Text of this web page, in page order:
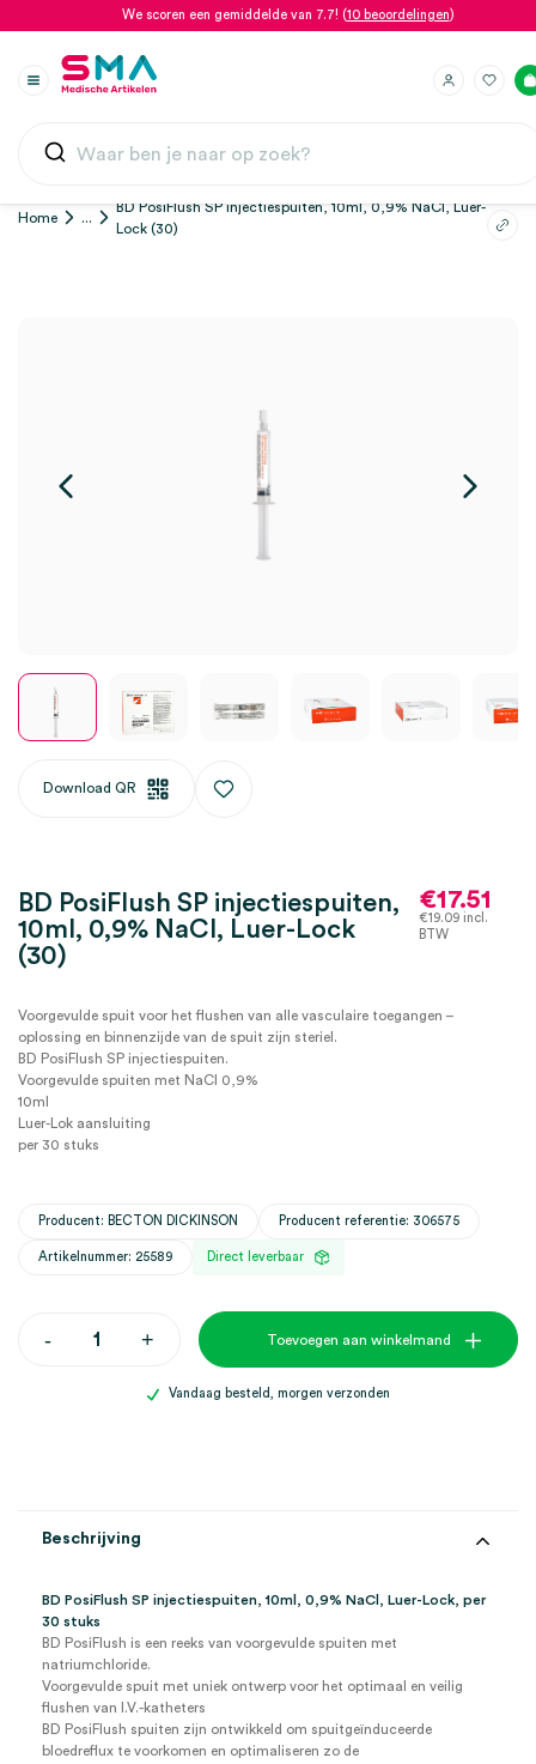
We scoren een gemiddelde van 7.7! (10 beoordelingen)
Home ...
BD PosiFlush SP injectiespuiten, 10ml, 0,9% NaCl, Luer-
Lock (30)
Download QR
BD PosiFlush SP injectiespuiten,
10ml, 0,9% NaCl, Luer-Lock
(30)
€17.51
€19.09incl.
BTW
Voorgevulde spuit voor het flushen van alle vasculaire toegangen –
oplossing en binnenzijde van de spuit zijn steriel.
BD PosiFlush SP injectiespuiten.
Voorgevulde spuiten met NaCI 0,9%
10ml
Luer-Lok aansluiting
per 30 stuks
Producent: BECTON DICKINSON Producent referentie: 306575
Artikelnummer: 25589 Direct leverbaar
-
injectiespuiten,
aantal
+ Toevoegen aan winkelmand
Vandaag besteld, morgen verzonden
Beschrijving
BD PosiFlush SP injectiespuiten, 10ml, 0,9% NaCl, Luer-Lock, per
30 stuks
BD PosiFlush is een reeks van voorgevulde spuiten met
natriumchloride.
Voorgevulde spuit met uniek ontwerp voor het optimaal en veilig
flushen van I.V.-katheters
BD PosiFlush spuiten zijn ontwikkeld om spuitgeïnduceerde
bloedreflux te voorkomen en optimaliseren zo de